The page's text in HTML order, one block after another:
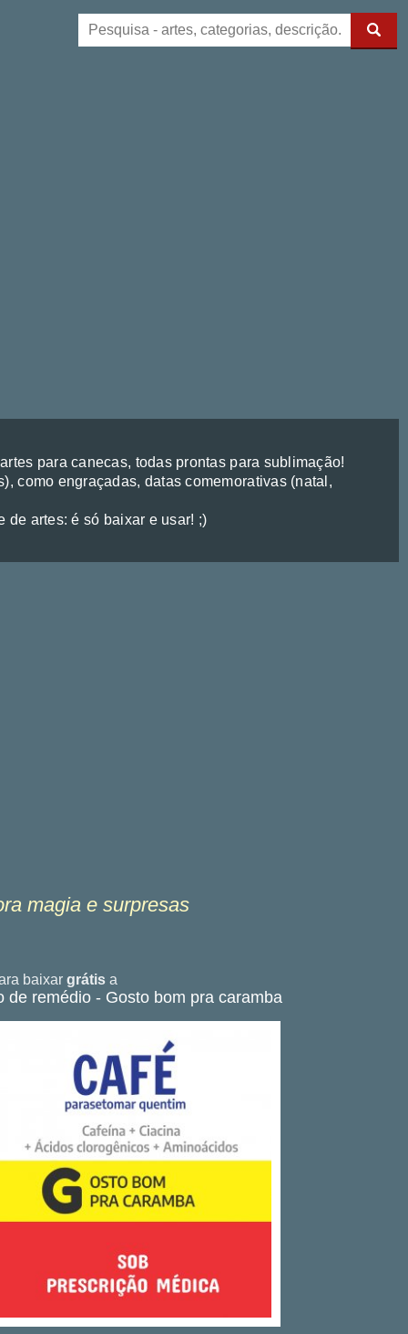
para canecas, todas prontas para sublimação!
como engraçadas, datas comemorativas (natal,
artes: é só baixar e usar! ;)
magia e surpresas
baixar grátis a
remédio - Gosto bom pra caramba